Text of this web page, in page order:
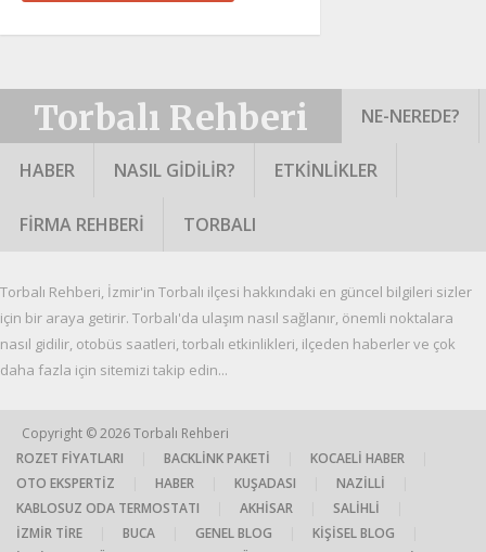
Torbalı Rehberi NE-NEREDE?
HABER NASIL GIDILIR? ETKINLIKLER
FIRMA REHBERI TORBALI
Torbalı Rehberi, İzmir'in Torbalı ilçesi hakkındaki en güncel bilgileri sizler
için bir araya getirir. Torbalı'da ulaşım nasıl sağlanır, önemli noktalara
nasıl gidilir, otobüs saatleri, torbalı etkinlikleri, ilçeden haberler ve çok
daha fazla için sitemizi takip edin...
Copyright © 2026Torbalı Rehberi
ROZET FIYATLARI
BACKLINK PAKETI KOCAELI HABER
OTO EKSPERTIZ
HABER KUŞADASI NAZILLI
KABLOSUZ ODA TERMOSTATI
AKHISAR SALIHLI
İZMIR TIRE
BUCA GENEL BLOG KIŞISEL BLOG